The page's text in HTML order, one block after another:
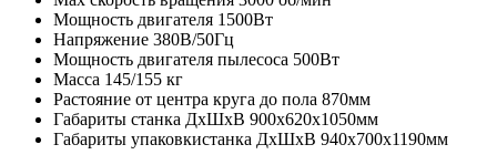
Мощность двигателя 1500Вт
Напряжение 380В/50Гц
Мощность двигателя пылесоса 500Вт
Масса 145/155 кг
Растояние от центра круга до пола 870мм
Габариты станка ДхШхВ 900х620х1050мм
Габариты упаковкистанка ДхШхВ 940х700х1190мм